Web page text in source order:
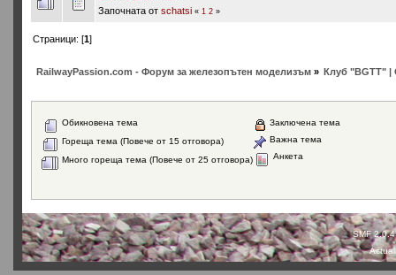
Започната от schatsi « 1 2»
Страници: [1]
RailwayPassion.com - Форум за железопътен моделизъм» Клуб "BGTT" |
Обикновена тема
Гореща тема (Повече от 15 отговора)
Много гореща тема (Повече от 25 отговора)
Заключена тема
Важна тема
Анкета
SMF 2.0.4